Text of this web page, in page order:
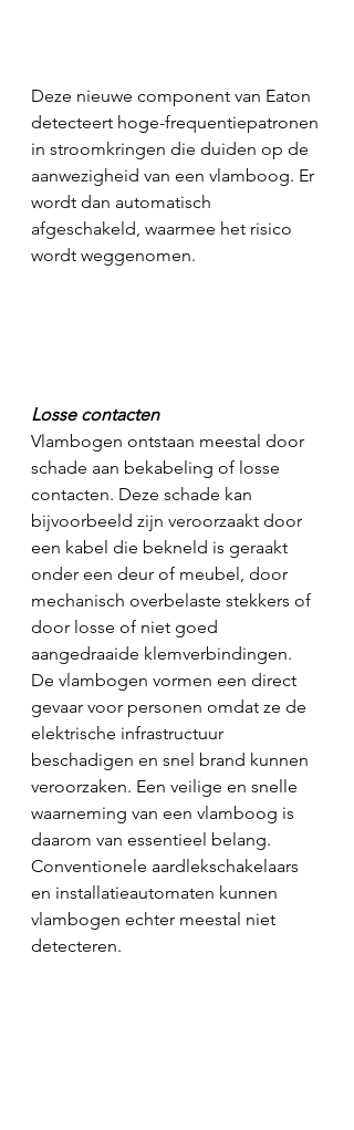
Deze nieuwe component van Eaton
detecteert hoge-frequentiepatronen
in stroomkringen die duiden op de
aanwezigheid van een vlamboog. Er
wordt dan automatisch
afgeschakeld, waarmee het risico
wordt weggenomen.
Losse contacten
Vlambogen ontstaan meestal door
schade aan bekabeling of losse
contacten. Deze schade kan
bijvoorbeeld zijn veroorzaakt door
een kabel die bekneld is geraakt
onder een deur of meubel, door
mechanisch overbelaste stekkers of
door losse of niet goed
aangedraaide klemverbindingen.
De vlambogen vormen een direct
gevaar voor personen omdat ze de
elektrische infrastructuur
beschadigen en snel brand kunnen
veroorzaken. Een veilige en snelle
waarneming van een vlamboog is
daarom van essentieel belang.
Conventionele aardlekschakelaars
en installatieautomaten kunnen
vlambogen echter meestal niet
detecteren.